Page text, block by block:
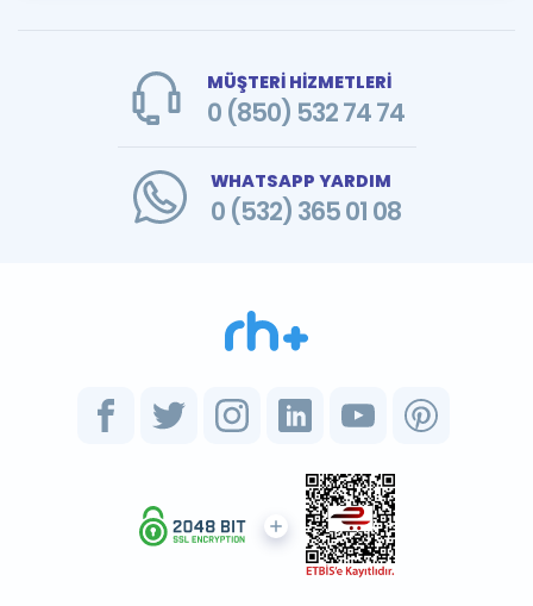
MÜŞTERİ HİZMETLERİ
0 (850) 532 74 74
WHATSAPP YARDIM
0 (532) 365 01 08